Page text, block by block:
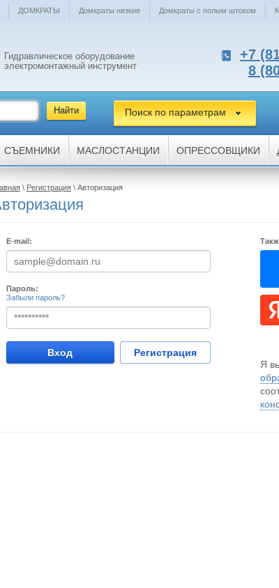
ДОМКРАТЫ Домкраты низкие Домкраты с полым штоком
Гидравлическое оборудование
электромонтажный инструмент
+7
8
Поиск по параметрам
СЪЕМНИКИ МАСЛОСТАНЦИИ ОПРЕССОВЩИКИ
\ Регистрация \ Авторизация
E-mail:
Пароль:
Забыли пароль?
Регистрация
Вход
Я